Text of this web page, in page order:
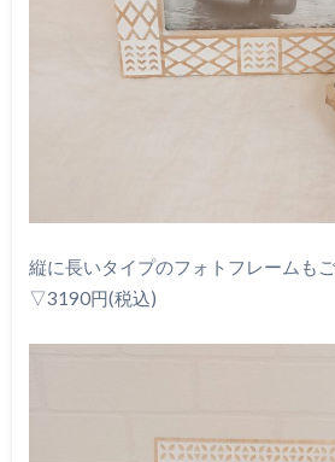
縦に長いタイプのフォトフレームもご
▽3190円(税込)